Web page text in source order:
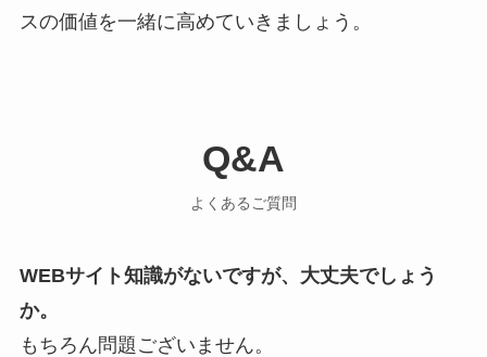
スの価値を一緒に高めていきましょう。
Q&A
よくあるご質問
WEBサイト知識がないですが、大丈夫でしょう
か。
もちろん問題ございません。